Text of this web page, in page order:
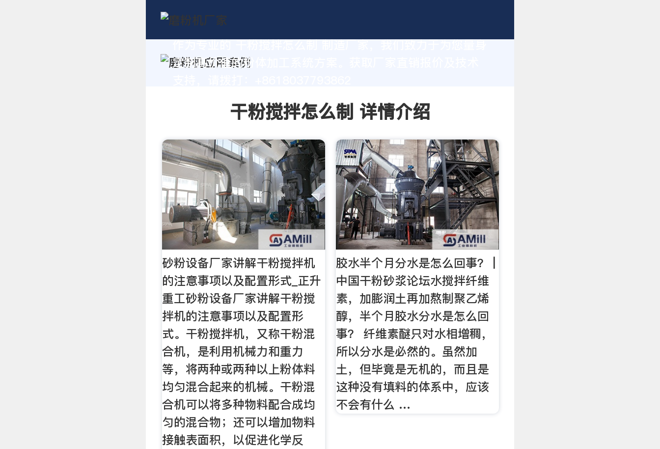
定制高价值的粉体加工系统方案。获取厂家直销报价及技术
干粉搅拌怎么制 详情介绍
砂粉设备厂家讲解干粉搅拌机
的注意事项以及配置形式_正升
重工砂粉设备厂家讲解干粉搅
拌机的注意事项以及配置形
式。干粉搅拌机，又称干粉混
合机，是利用机械力和重力
等，将两种或两种以上粉体料
均匀混合起来的机械。干粉混
合机可以将多种物料配合成均
匀的混合物；还可以增加物料
接触表面积，以促进化学反
胶水半个月分水是怎么回事？ |
中国干粉砂浆论坛水搅拌纤维
素，加膨润土再加熬制聚乙烯
醇，半个月胶水分水是怎么回
事？ 纤维素醚只对水相增稠，
所以分水是必然的。虽然加
土，但毕竟是无机的，而且是
这种没有填料的体系中，应该
不会有什么 …